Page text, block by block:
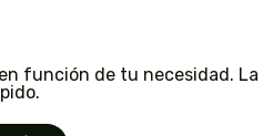
función de tu necesidad. La